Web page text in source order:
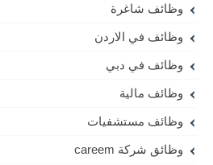
وظائف شاغرة
وظائف في الاردن
وظائف في دبي
وظائف مالية
وظائف مستشفيات
وظائق شركة careem